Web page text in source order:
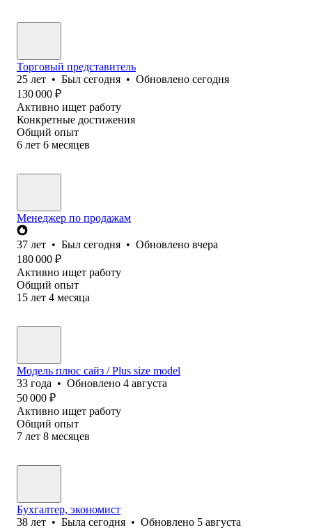
Торговый представитель
25 лет • Был сегодня • Обновлено сегодня
130 000 ₽
Активно ищет работу
Конкретные достижения
Общий опыт
6 лет 6 месяцев
Менеджер по продажам
37 лет • Был сегодня • Обновлено вчера
180 000 ₽
Активно ищет работу
Общий опыт
15 лет 4 месяца
Модель плюс сайз / Plus size model
33 года • Обновлено 4 августа
50 000 ₽
Активно ищет работу
Общий опыт
7 лет 8 месяцев
Бухгалтер, экономист
38 лет • Была сегодня • Обновлено 5 августа